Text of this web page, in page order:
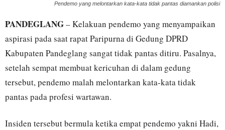
Pendemo yang melontarkan kata-kata tidak pantas diamankan polisi
PANDEGLANG– Kelakuan pendemo yang menyampaikan
aspirasi pada saat rapat Paripurna di Gedung DPRD
Kabupaten Pandeglang sangat tidak pantas ditiru. Pasalnya,
setelah sempat membuat kericuhan di dalam gedung
tersebut, pendemo malah melontarkan kata-kata tidak
pantas pada profesi wartawan.
Insiden tersebut bermula ketika empat pendemo yakni Hadi,